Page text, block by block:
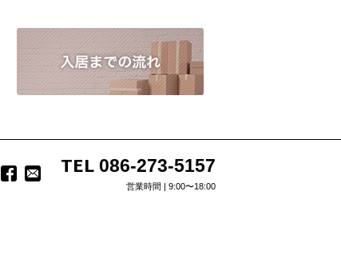
TEL 086-273-5157
営業時間 | 9:00〜18:00